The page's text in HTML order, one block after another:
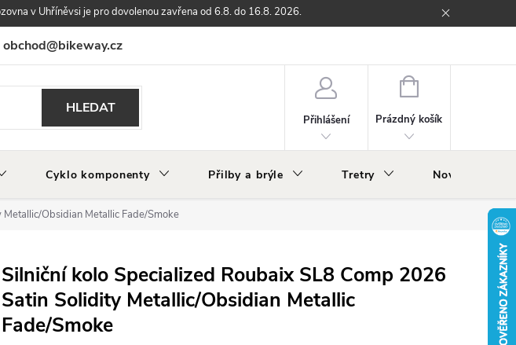
v Uhříněvsi je pro dovolenou zavřena od 6.8. do 16.8. 2026.
obchod@bikeway.cz
údajů Vrácení a reklamace zboží
HLEDAT
Přihlášení
NÁKUPNÍ
Prázdný košík
Cyklo komponenty Přilby a brýle Tretry Nově v
Obsidian Metallic Fade/Smoke
Silniční kolo Specialized Roubaix SL8 Comp 2026
Satin Solidity Metallic/Obsidian Metallic
Fade/Smoke